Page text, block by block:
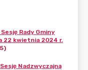
Rady Gminy
22 kwietnia 2024 r.
Nadzwyczajną